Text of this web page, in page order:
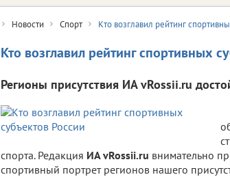
Новости Спорт Кто возглавил рейтинг
Кто возглавил рейтинг спортивных
Регионы присутствия ИА vRossii.ru
спорта. Редакция ИА vRossii.ru внимательно
спортивный портрет регионов нашего